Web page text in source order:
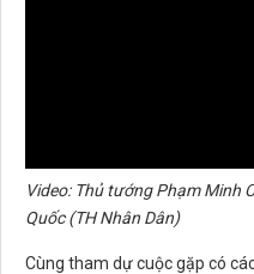
Video: Thủ tướng Phạm Minh
Quốc (TH Nhân Dân)
Cùng tham dự cuộc gặp có